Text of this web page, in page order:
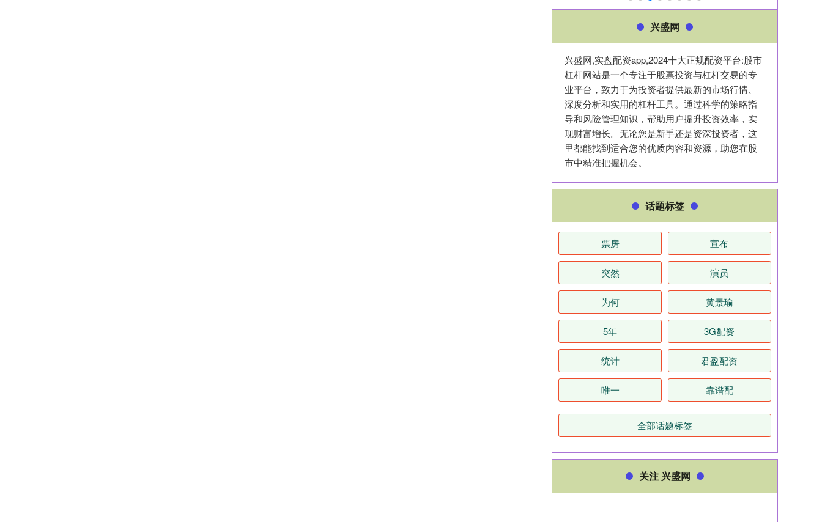
兴盛网
兴盛网,实盘配资app,2024十大正规配资平台:股市
杠杆网站是一个专注于股票投资与杠杆交易的专
业平台，致力于为投资者提供最新的市场行情、
深度分析和实用的杠杆工具。通过科学的策略指
导和风险管理知识，帮助用户提升投资效率，实
现财富增长。无论您是新手还是资深投资者，这
里都能找到适合您的优质内容和资源，助您在股
市中精准把握机会。
话题标签
票房 宣布
突然 演员
为何 黄景瑜
5年 3G配资
统计 君盈配资
唯一 靠谱配
全部话题标签
关注 兴盛网